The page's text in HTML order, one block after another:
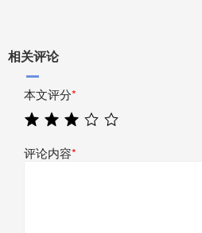
相关评论
本文评分*
评论内容*